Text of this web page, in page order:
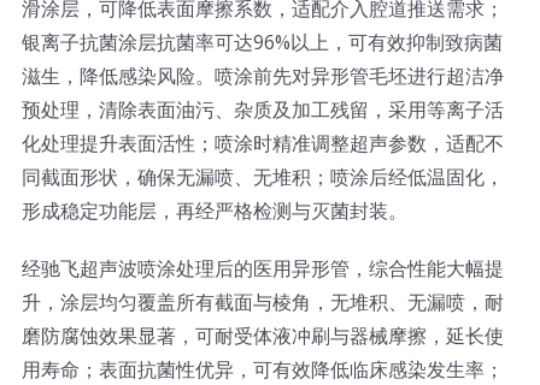
滑涂层，可降低表面摩擦系数，适配介入腔道推送需求；
银离子抗菌涂层抗菌率可达96%以上，可有效抑制致病菌
滋生，降低感染风险。喷涂前先对异形管毛坯进行超洁净
预处理，清除表面油污、杂质及加工残留，采用等离子活
化处理提升表面活性；喷涂时精准调整超声参数，适配不
同截面形状，确保无漏喷、无堆积；喷涂后经低温固化，
形成稳定功能层，再经严格检测与灭菌封装。
经驰飞超声波喷涂处理后的医用异形管，综合性能大幅提
升，涂层均匀覆盖所有截面与棱角，无堆积、无漏喷，耐
磨防腐蚀效果显著，可耐受体液冲刷与器械摩擦，延长使
用寿命；表面抗菌性优异，可有效降低临床感染发生率；